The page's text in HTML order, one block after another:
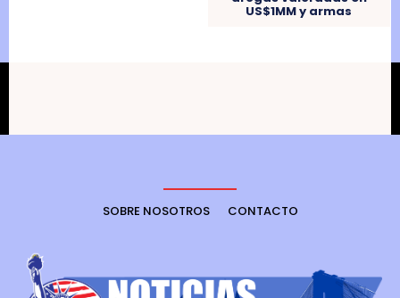
US$1MM y armas
SOBRE NOSOTROS CONTACTO